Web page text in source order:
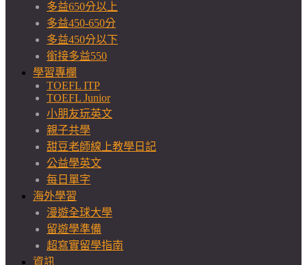
多益650分以上
多益450-650分
多益450分以下
銜接多益550
學習專欄
TOEFL ITP
TOEFL Junior
小朋友玩英文
親子共學
甜豆老師線上教學日記
公益學英文
每日單字
海外學習
漫遊全球大學
留遊學準備
超寫實留學指南
資訊